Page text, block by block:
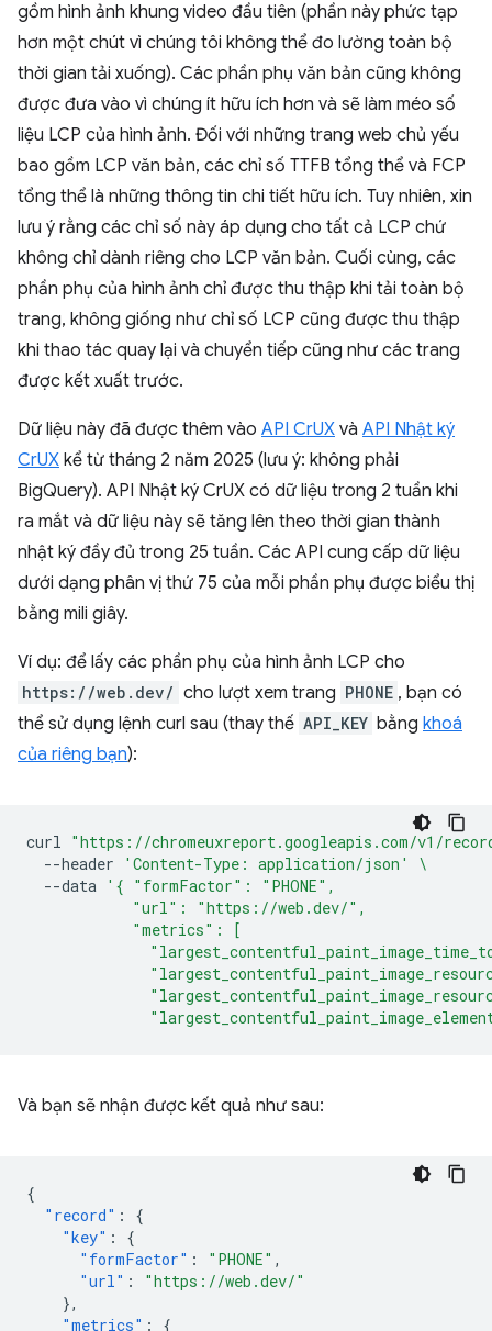
gồm hình ảnh khung video đầu tiên (phần này phức tạp
hơn một chút vì chúng tôi không thể đo lường toàn bộ
thời gian tải xuống). Các phần phụ văn bản cũng không
được đưa vào vì chúng ít hữu ích hơn và sẽ làm méo số
liệu LCP của hình ảnh. Đối với những trang web chủ yếu
bao gồm LCP văn bản, các chỉ số TTFB tổng thể và FCP
tổng thể là những thông tin chi tiết hữu ích. Tuy nhiên, xin
lưu ý rằng các chỉ số này áp dụng cho tất cả LCP chứ
không chỉ dành riêng cho LCP văn bản. Cuối cùng, các
phần phụ của hình ảnh chỉ được thu thập khi tải toàn bộ
trang, không giống như chỉ số LCP cũng được thu thập
khi thao tác quay lại và chuyển tiếp cũng như các trang
được kết xuất trước.
Dữ liệu này đã được thêm vào API CrUX và API Nhật ký
CrUX kể từ tháng 2 năm 2025 (lưu ý: không phải
BigQuery). API Nhật ký CrUX có dữ liệu trong 2 tuần khi
ra mắt và dữ liệu này sẽ tăng lên theo thời gian thành
nhật ký đầy đủ trong 25 tuần. Các API cung cấp dữ liệu
dưới dạng phân vị thứ 75 của mỗi phần phụ được biểu thị
bằng mili giây.
Ví dụ: để lấy các phần phụ của hình ảnh LCP cho
https://web.dev/ cho lượt xem trang PHONE , bạn có
thể sử dụng lệnh curl sau (thay thế API_KEY bằng khoá
của riêng bạn):
curl "https://chromeuxreport.googleapis.com/v1/
--header
'Content-Type: application/json'
\
--data '{ "formFactor": "PHONE",
            "url": "https://web.dev/",
            "metrics": [
Và bạn sẽ nhận được kết quả như sau:
{
"record" :
{
"key" :
{
"formFactor" : "PHONE" ,
"url" :
"https://web.dev/"
},
"metrics" : {